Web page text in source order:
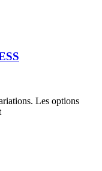
Les options